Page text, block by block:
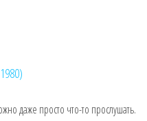
даже просто что-то прослушать.